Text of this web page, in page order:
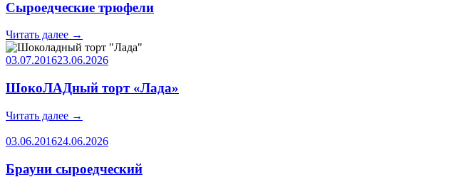
Сыроедческие трюфели
Читать далее →
03.07.201623.06.2026
ШокоЛАДный торт «Лада»
Читать далее →
03.06.201624.06.2026
Брауни сыроедческий